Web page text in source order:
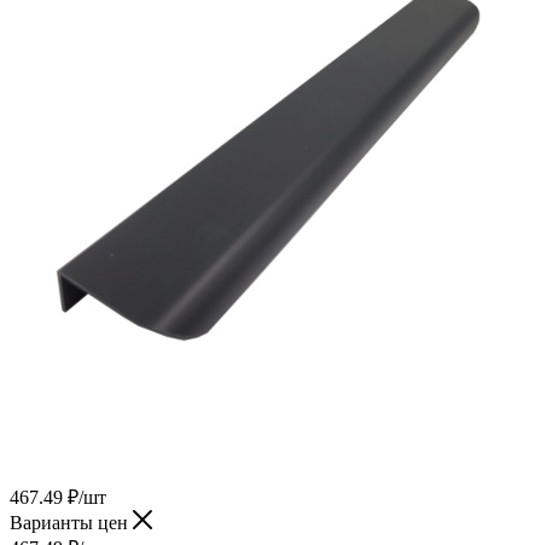
467.49 ₽/шт
Варианты цен